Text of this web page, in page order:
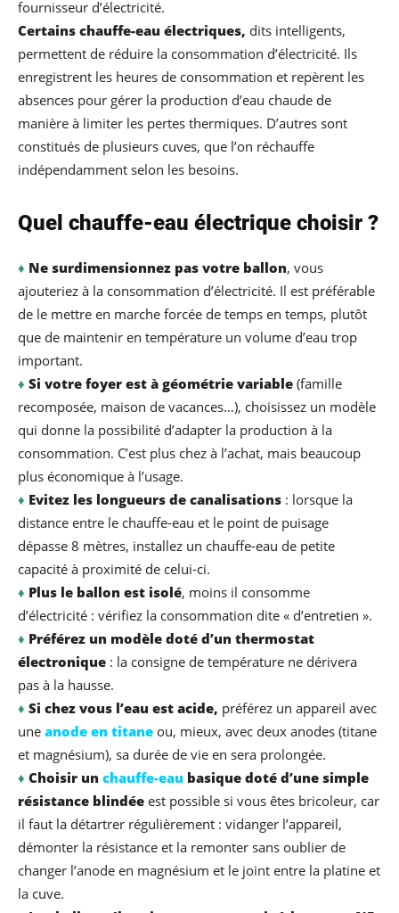
fournisseur d’électricité.
Certains chauffe-eau électriques, dits intelligents,
permettent de réduire la consommation d’électricité. Ils
enregistrent les heures de consommation et repèrent les
absences pour gérer la production d’eau chaude de
manière à limiter les pertes thermiques. D’autres sont
constitués de plusieurs cuves, que l’on réchauffe
indépendamment selon les besoins.
Quel chauffe-eau électrique choisir ?
♦ Ne surdimensionnez pas votre ballon, vous
ajouteriez à la consommation d’électricité. Il est préférable
de le mettre en marche forcée de temps en temps, plutôt
que de maintenir en température un volume d’eau trop
important.
♦ Si votre foyer est à géométrie variable (famille
recomposée, maison de vacances…), choisissez un modèle
qui donne la possibilité d’adapter la production à la
consommation. C’est plus chez à l’achat, mais beaucoup
plus économique à l’usage.
♦ Evitez les longueurs de canalisations : lorsque la
distance entre le chauffe-eau et le point de puisage
dépasse 8 mètres, installez un chauffe-eau de petite
capacité à proximité de celui-ci.
♦ Plus le ballon est isolé, moins il consomme
d’électricité : vérifiez la consommation dite « d’entretien ».
♦ Préférez un modèle doté d’un thermostat
électronique : la consigne de température ne dérivera
pas à la hausse.
♦ Si chez vous l’eau est acide, préférez un appareil avec
une anode en titane ou, mieux, avec deux anodes (titane
et magnésium), sa durée de vie en sera prolongée.
♦ Choisir un chauffe-eau basique doté d’une simple
résistance blindée est possible si vous êtes bricoleur, car
il faut la détartrer régulièrement : vidanger l’appareil,
démonter la résistance et la remonter sans oublier de
changer l’anode en magnésium et le joint entre la platine et
la cuve.